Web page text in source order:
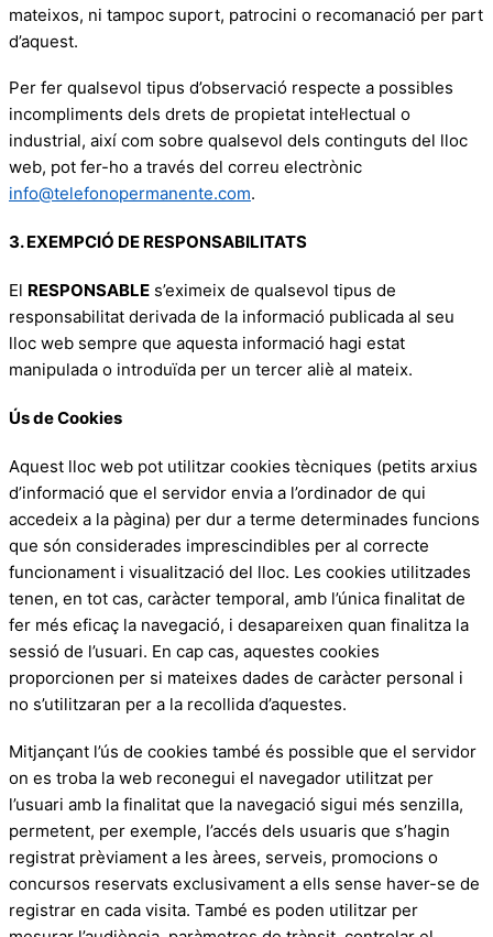
mateixos, ni tampoc suport, patrocini o recomanació per part
d’aquest.
Per fer qualsevol tipus d’observació respecte a possibles
incompliments dels drets de propietat intel·lectual o
industrial, així com sobre qualsevol dels continguts del lloc
web, pot fer-ho a través del correu electrònic
info@telefonopermanente.com.
3. EXEMPCIÓ DE RESPONSABILITATS
El RESPONSABLE s’eximeix de qualsevol tipus de
responsabilitat derivada de la informació publicada al seu
lloc web sempre que aquesta informació hagi estat
manipulada o introduïda per un tercer aliè al mateix.
Ús de Cookies
Aquest lloc web pot utilitzar cookies tècniques (petits arxius
d’informació que el servidor envia a l’ordinador de qui
accedeix a la pàgina) per dur a terme determinades funcions
que són considerades imprescindibles per al correcte
funcionament i visualització del lloc. Les cookies utilitzades
tenen, en tot cas, caràcter temporal, amb l’única finalitat de
fer més eficaç la navegació, i desapareixen quan finalitza la
sessió de l’usuari. En cap cas, aquestes cookies
proporcionen per si mateixes dades de caràcter personal i
no s’utilitzaran per a la recollida d’aquestes.
Mitjançant l’ús de cookies també és possible que el servidor
on es troba la web reconegui el navegador utilitzat per
l’usuari amb la finalitat que la navegació sigui més senzilla,
permetent, per exemple, l’accés dels usuaris que s’hagin
registrat prèviament a les àrees, serveis, promocions o
concursos reservats exclusivament a ells sense haver-se de
registrar en cada visita. També es poden utilitzar per